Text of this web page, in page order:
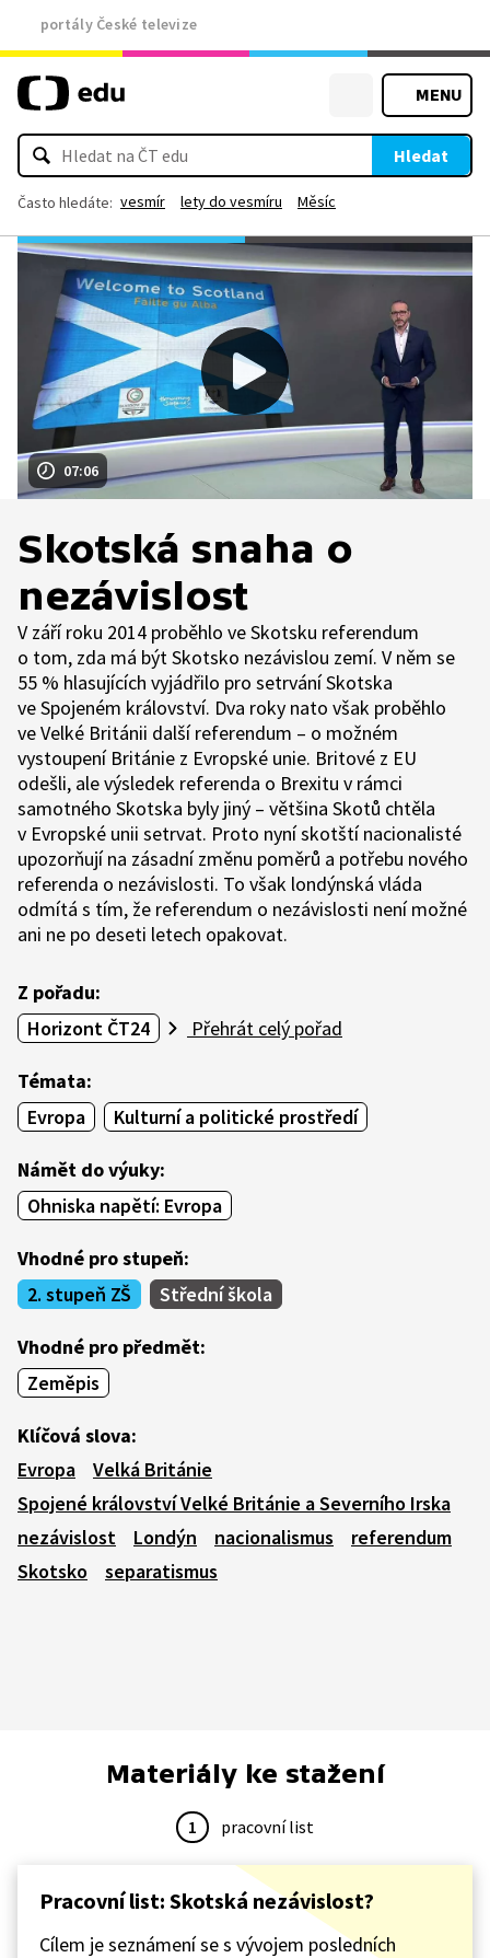
portály České televize
MENU
Hledat
Často hledáte: vesmír lety do vesmíru Měsíc
07:06
Skotská snaha o
nezávislost
V září roku 2014 proběhlo ve Skotsku referendum
o tom, zda má být Skotsko nezávislou zemí. V něm se
55 % hlasujících vyjádřilo pro setrvání Skotska
ve Spojeném království. Dva roky nato však proběhlo
ve Velké Británii další referendum – o možném
vystoupení Británie z Evropské unie. Britové z EU
odešli, ale výsledek referenda o Brexitu v rámci
samotného Skotska byly jiný – většina Skotů chtěla
v Evropské unii setrvat. Proto nyní skotští nacionalisté
upozorňují na zásadní změnu poměrů a potřebu nového
referenda o nezávislosti. To však londýnská vláda
odmítá s tím, že referendum o nezávislosti není možné
ani ne po deseti letech opakovat.
Z pořadu:
Horizont ČT24
Přehrát celý pořad
Témata:
Evropa
Kulturní a politické prostředí
Námět do výuky:
Ohniska napětí: Evropa
Vhodné pro stupeň:
2. stupeň ZŠ
Střední škola
Vhodné pro předmět:
Zeměpis
Klíčová slova:
Evropa
Velká Británie
Spojené království Velké Británie a Severního Irska
nezávislost
Londýn nacionalismus
referendum
Skotsko
separatismus
Materiály ke stažení
1 pracovní list
Pracovní list: Skotská nezávislost?
Cílem je seznámení se s vývojem posledních